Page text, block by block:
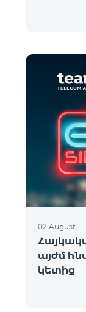
02 August
այժմ
կետից